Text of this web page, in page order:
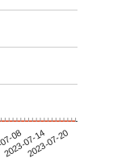
08
2023-07-142023-07-20